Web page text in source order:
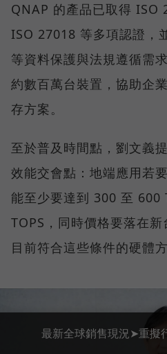
QNAP 的產品已取得 ISO
ISO 27018 等多項認證，
等資料保護與法規遵循需
約數百萬台裝置，協助企
存方案。
至於普及時間點，劉文義
效能交會點：地端應用若
能至少要達到 300 至 600
TOPS，同時價格要落在新
目前符合這些條件的硬體
最新全球銷售現況➤重擬